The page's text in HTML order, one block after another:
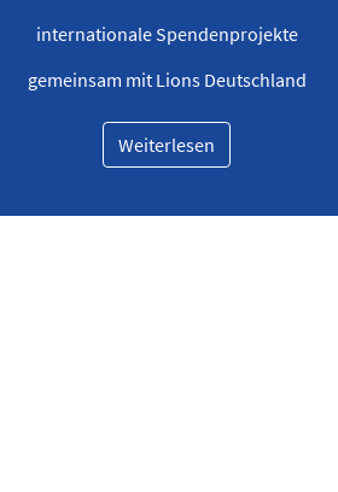
internationale Spendenprojekte
gemeinsam mit Lions Deutschland
Weiterlesen